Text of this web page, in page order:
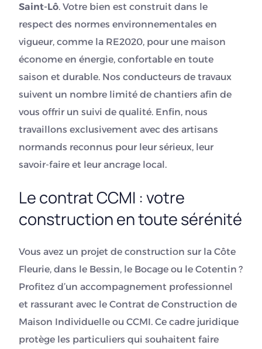
Saint-Lô. Votre bien est construit dans le
respect des normes environnementales en
vigueur, comme la RE2020, pour une maison
économe en énergie, confortable en toute
saison et durable. Nos conducteurs de travaux
suivent un nombre limité de chantiers afin de
vous offrir un suivi de qualité. Enfin, nous
travaillons exclusivement avec des artisans
normands reconnus pour leur sérieux, leur
savoir-faire et leur ancrage local.
Le contrat CCMI : votre
construction en toute sérénité
Vous avez un projet de construction sur la Côte
Fleurie, dans le Bessin, le Bocage ou le Cotentin ?
Profitez d’un accompagnement professionnel
et rassurant avec le Contrat de Construction de
Maison Individuelle ou CCMI. Ce cadre juridique
protège les particuliers qui souhaitent faire